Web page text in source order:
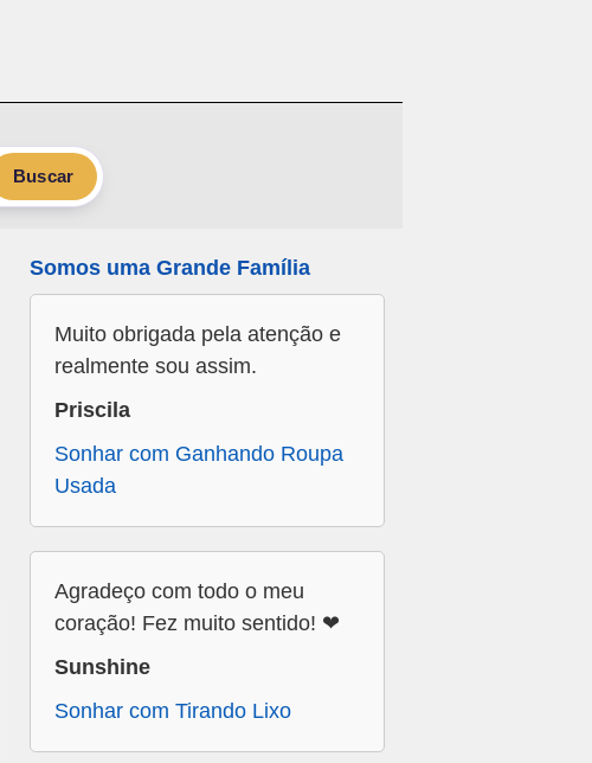
Buscar
Somos uma Grande Família
Muito obrigada pela atenção e
realmente sou assim.
Priscila
Sonhar com Ganhando Roupa
Usada
Agradeço com todo o meu
coração! Fez muito sentido! ❤
Sunshine
Sonhar com Tirando Lixo